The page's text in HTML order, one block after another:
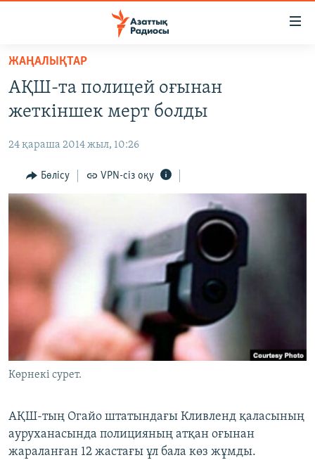
Skip
main
content
to
Navigation
Skip
to
Search
САЯСАТ
ҚАҢТАР ОҚИҒАСЫ
АДАМ ҚҰҚЫҚТАРЫ
ӘЛЕУМЕТ
ӘЛЕМ
АРНАЙЫ ЖОБАЛАР
Русский
ЖАЗЫЛЫҢЫЗ
ЖАҢАЛЫҚТАР
АҚШ-та полицей оғынан
жеткіншек мерт болды
24 қараша 2014 жыл, 10:26
Бөлісу VPN-сіз оқу
Көрнекі сурет.
АҚШ-тың Огайо штатындағы Кливленд қаласының
ауруханасында полицияның атқан оғынан
жараланған 12 жастағы ұл бала көз жұмды.